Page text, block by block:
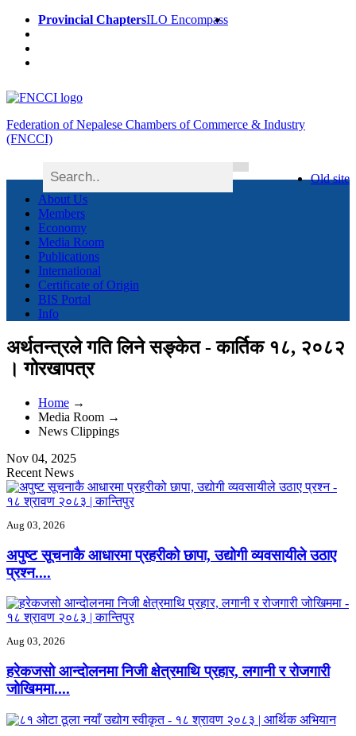
Provincial ChaptersILO Encompass
Federation of Nepalese Chambers of Commerce & Industry
(FNCCI)
Old site
About Us
Members
Economy
Media Room
Publications
International
Certificate of Origin
BIS Portal
Info
अर्थतन्त्रले गति लिने सङ्केत - कार्तिक १८, २०८२
। गोरखापत्र
Home →
Media Room →
News Clippings
Nov 04, 2025
Recent News
Aug 03, 2026
अपुष्ट सूचनाकै आधारमा प्रहरीको छापा, उद्योगी व्यवसायीले उठाए
प्रश्‍न....
Aug 03, 2026
हरेकजसो आन्दोलनमा निजी क्षेत्रमाथि प्रहार, लगानी र रोजगारी
जोखिममा....